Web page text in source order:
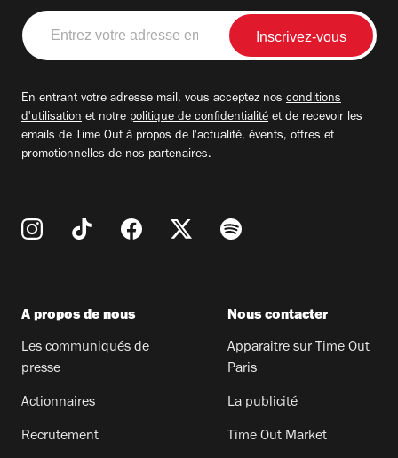
Entrez
votre
adresse
En entrant votre adresse mail, vous acceptez nos conditions
d'utilisation et notre politique de confidentialité et de recevoir les
emails de Time Out à propos de l'actualité, évents, offres et
promotionnelles de nos partenaires.
A propos de nous
Les communiqués de
presse
Actionnaires
Recrutement
Nous contacter
Apparaitre sur Time Out
Paris
La publicité
Time Out Market